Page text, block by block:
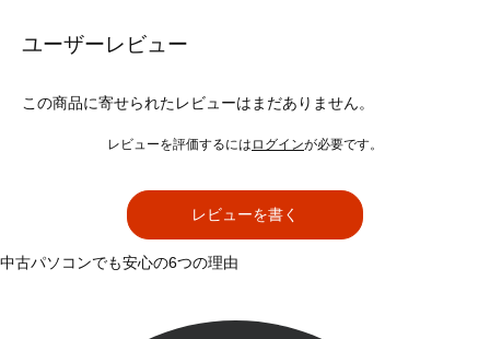
ユーザーレビュー
この商品に寄せられたレビューはまだありません。
レビューを評価するには ログインが必要です。
レビューを書く
中古パソコンでも安心の6つの理由